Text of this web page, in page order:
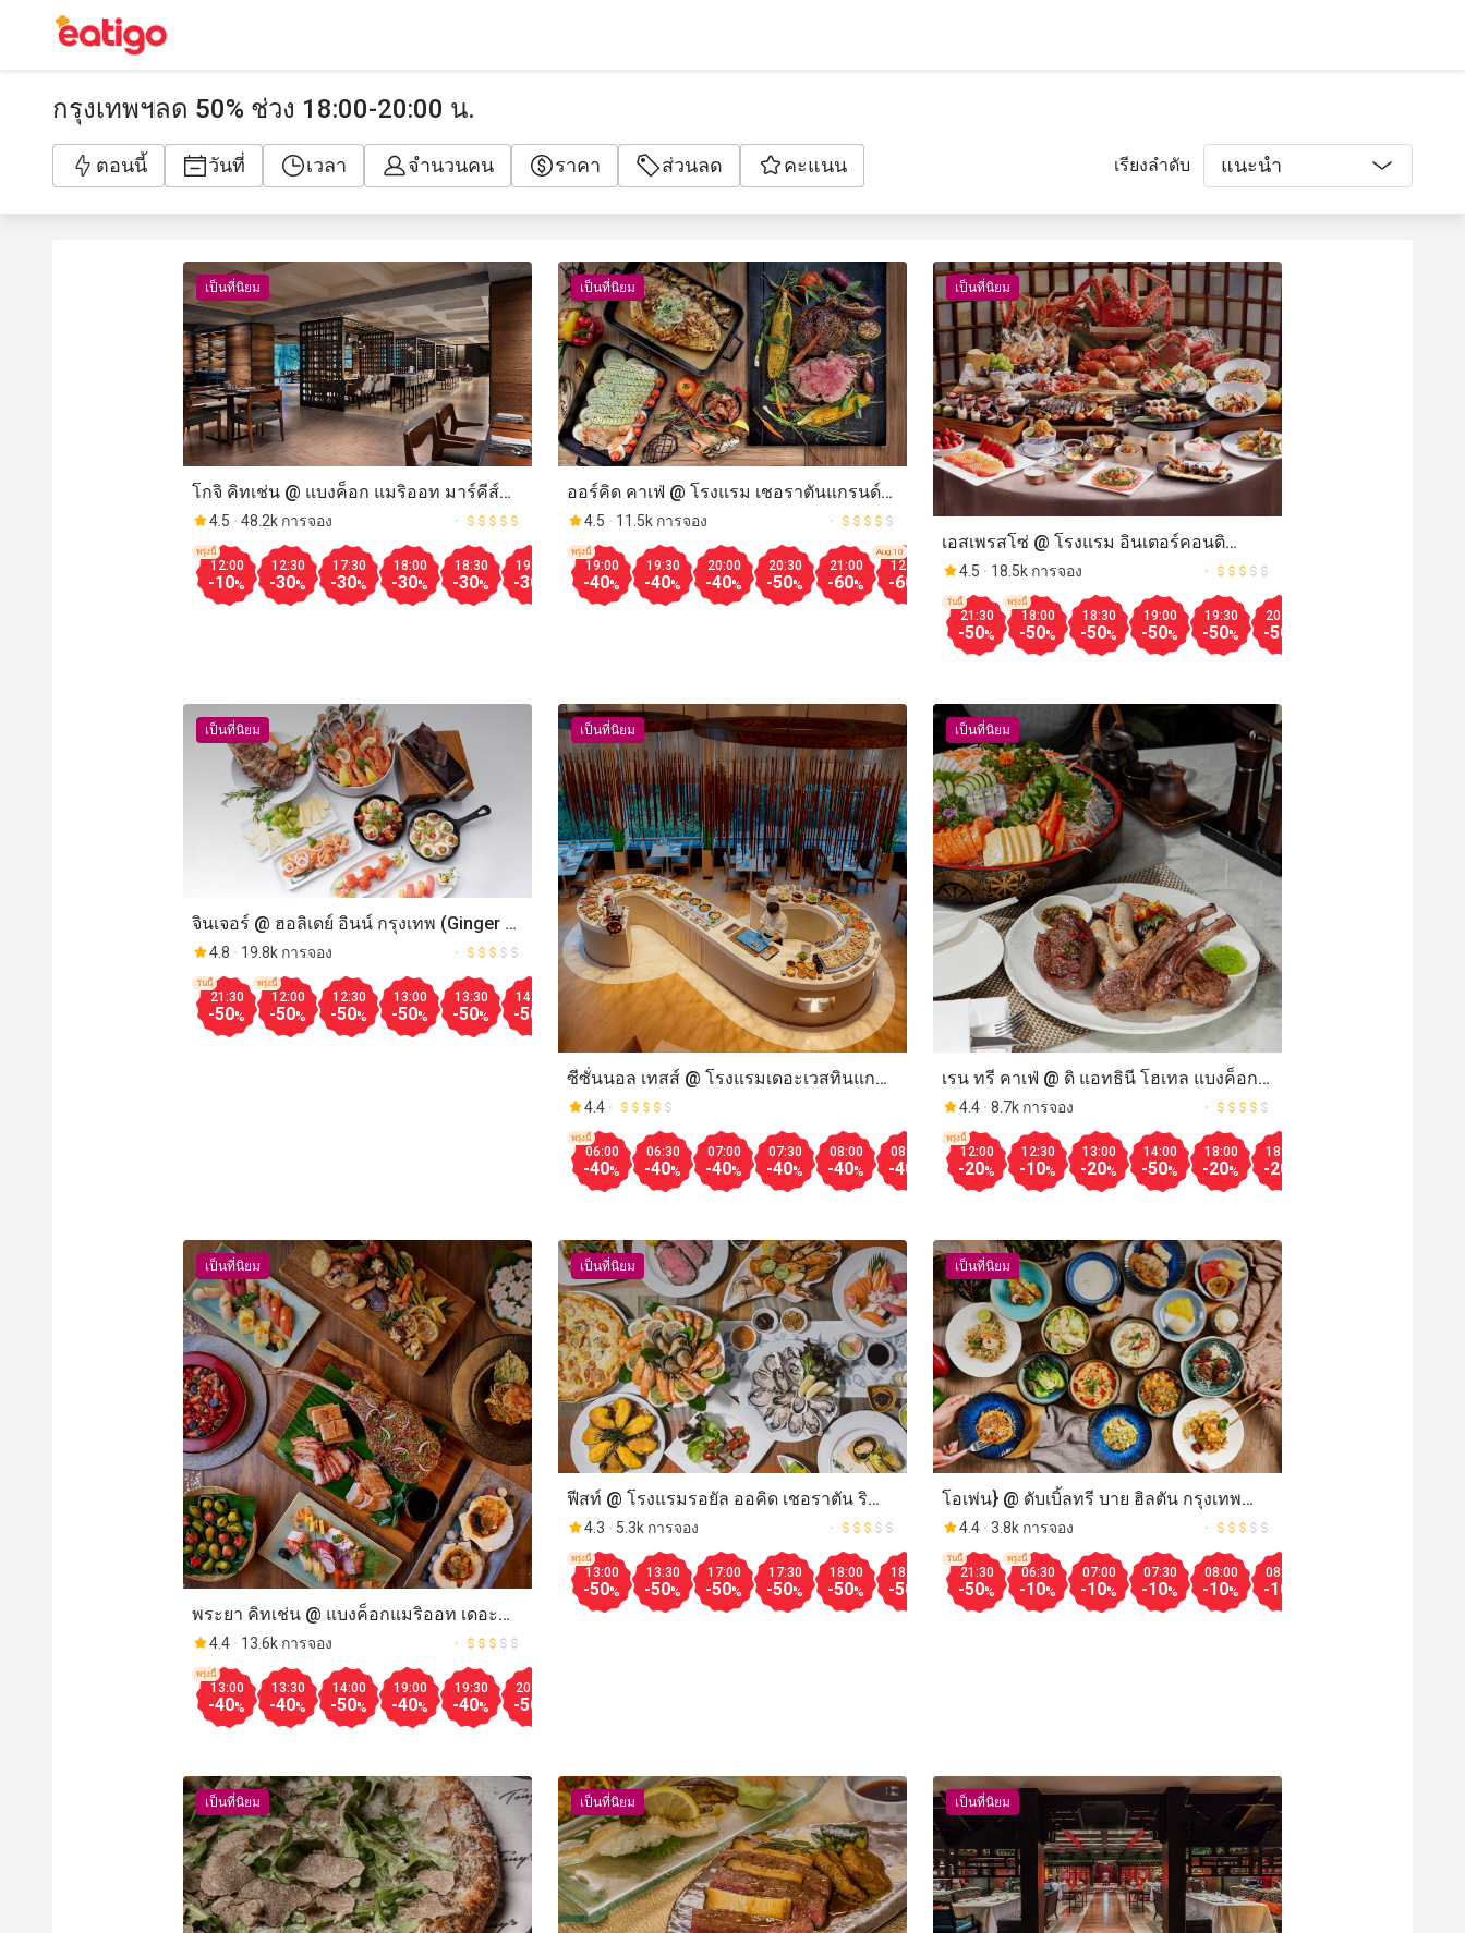
กรุงเทพฯลด 50% ช่วง 18:00-20:00 น.
ตอนนี้ วันที่ เวลา จำนวนคน ราคา ส่วนลด คะแนน เรียงลำดับ แนะนำ
โกจิ คิทเช่น @ แบงค็อก แมริออท มาร์คีส์
ควีนส์ปาร์ค (Goji Kitchen & Bar @
Bangkok Marriott Marquis Queen's Park)
4.5 48.2k การจอง
12:00
-10%
พรุ่งนี้
12:30
-30%
17:30
-30%
18:00
-30%
18:30
-30%
19:00
-30
19:30
-50%
20:00
-50%
20:30
-50%
17:30
-30%
Aug.10
18:00
-30%
18:30
-30%
19:00
-30
19:30
-50
20:00
-50
17:30 18:00
-30
เป็นที่นิยม
ออร์คิด คาเฟ่ @ โรงแรม เชอราตันแกรนด์
สุขุมวิท กรุงเทพ (Orchid Cafe @ Sheraton
Grande Sukhumvit Hotel)
4.5 11.5k การจอง
19:00
-40%
พรุ่งนี้
19:30
-40%
20:00
-40%
20:30
-50%
21:00
-60%
12:00
-60
Aug.10
12:30
-60
13:00
-60
13:30
-60
18:30 19:00
-60
เป็นที่นิยม
เอสเพรสโซ่ @ โรงแรม อินเตอร์คอนติ
เนนตัล กรุงเทพฯ
4.5 18.5k การจอง
21:30
-50%
วันนี้
18:00
-50%
พรุ่งนี้
18:30
-50%
19:00
-50%
19:30
-50%
20:00
-50
เป็นที่นิยม
จินเจอร์ @ ฮอลิเดย์ อินน์ กรุงเทพ (Ginger @
Holiday Inn Bangkok)
4.8 19.8k การจอง
21:30
-50%
วันนี้
12:00
-50%
พรุ่งนี้
12:30
-50%
13:00
-50%
13:30
-50%
14:00
-50
12:00
-50 %
Aug.10
12:30
-50%
13:00
-50% -50%
14:00
-50%
12:00
-50%
Aug.11
12:30 13:00
-50%
13:30
-50 %
14:00
-50%
12:00
-30%
Aug.12
12:30
-30%
เป็นที่นิยม
ซีซั่นนอล เทสส์ @ โรงแรมเดอะเวสทินแก
รนด์ สุขุมวิท กรุงเทพ (Seasonal Tastes @
The Westin Grande Sukhumvit Bangkok)
4.4
06:00
-40%
พรุ่งนี้
06:30
-40%
07:00
-40%
07:30
-40%
08:00
-40%
08:30
-40
09:00
-40%
09:30
-40 %
10:00
-10%
12:30
-50%
13:00
-50%
13:30
-50%
เป็นที่นิยม
เรน ทรี คาเฟ่ @ ดิ แอทธินี โฮเทล แบงค็อก
อะ ลักซ์ชูรี คอลเล็คชั่น โฮเทล (Rain Tree
Café @ The Athenee Hotel, a Luxury
Collection
4.4 8.7k การจอง
12:00
-20%
พรุ่งนี้
12:30
-10%
13:00
-20%
14:00
-50%
18:00
-20%
18:30
-20
เป็นที่นิยม
พระยา คิทเช่น @ แบงค็อกแมริออท เดอะ
สุรวงศ์ (Praya Kitchen @ Bangkok
Marriott Hotel The Surawongse)
4.4 13.6k การจอง
13:00
-40%
พรุ่งนี้
13:30
-40%
14:00
-50%
19:00
-40%
19:30
-40%
20:00
-50
เป็นที่นิยม
ฟีสท์ @ โรงแรมรอยัล ออคิด เชอราตัน ริ
เวอร์ไซด์ กรุงเทพ
4.3 5.3k การจอง
13:00
-50%
พรุ่งนี้
13:30
-50%
17:00
-50%
17:30
-50%
18:00
-50%
18:30
-50
19:00
-50%
19:30
-50 %
20:00
-50 %
17:00
-50 %
Aug.10
17:30
-50 %
18:00
-50 %
เป็นที่นิยม
โอเพ่น} @ ดับเบิ้ลทรี บาย ฮิลตัน กรุงเทพ
เพลินจิต (OPEN} @ The DoubleTree by
Hilton Bangkok Ploenchit)
4.4 3.8k การจอง
21:30
-50%
วันนี้
06:30
-10%
พรุ่งนี้
07:00
-10%
07:30
-10%
08:00
-10%
08:30
-10
เป็นที่นิยม
เป็นที่นิยม เป็นที่นิยม เป็นที่นิยม